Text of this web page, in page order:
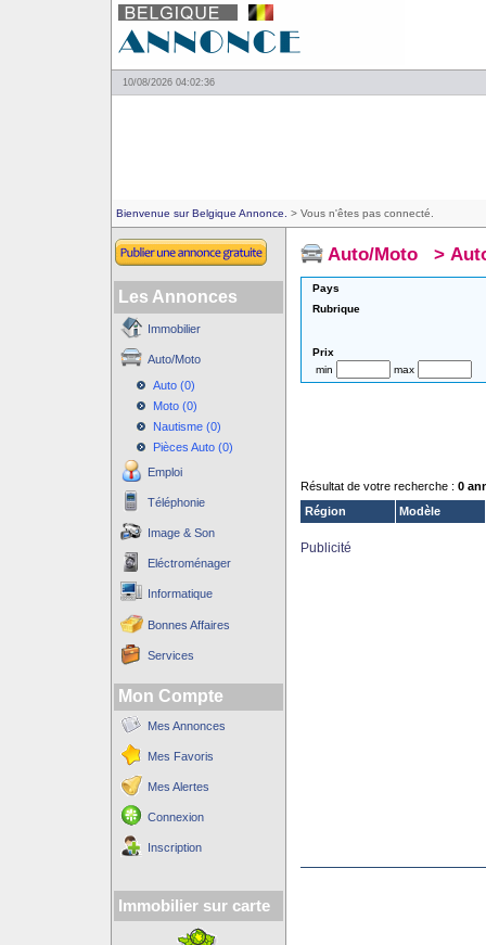
10/08/2026 04:02:36
Bienvenue sur Belgique Annonce. > Vous n'êtes pas connecté.
Les Annonces
Immobilier
Auto/Moto
Auto (0)
Moto (0)
Nautisme (0)
Pièces Auto (0)
Emploi
Téléphonie
Image & Son
Eléctroménager
Informatique
Bonnes Affaires
Services
Mon Compte
Mes Annonces
Mes Favoris
Mes Alertes
Connexion
Inscription
Immobilier sur carte
Auto/Moto >
Pays
Rubrique
Prix
min
max
Résultat de votre recherche : 0
Région
Modèle
Publicité